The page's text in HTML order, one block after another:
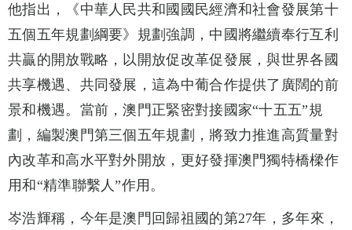
他指出，《中華人民共和國國民經濟和社會發展第十
五個五年規劃綱要》規劃強調，中國將繼續奉行互利
共贏的開放戰略，以開放促改革促發展，與世界各國
共享機遇、共同發展，這為中葡合作提供了廣闊的前
景和機遇。當前，澳門正緊密對接國家“十五五”規
劃，編製澳門第三個五年規劃，將致力推進高質量對
內改革和高水平對外開放，更好發揮澳門獨特橋樑作
用和“精準聯繫人”作用。
岑浩輝稱，今年是澳門回歸祖國的第27年，多年來，